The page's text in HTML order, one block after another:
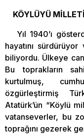
KÖYLÜYÜ
Yıl 1940’ı
hayatını
biliyordu. Ülkeye
Bu toprakların
kurtulmuş,
özgürleştirmiş
Atatürk’ün “Köylü
vatanseverler, bu
toprağını gezerek